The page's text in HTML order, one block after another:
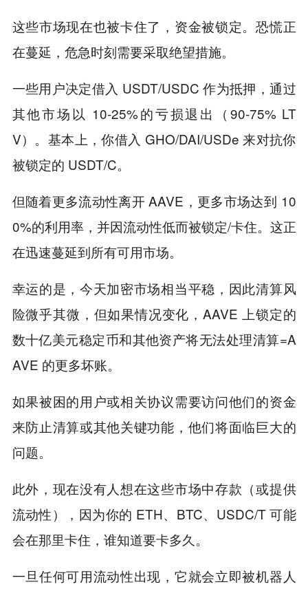
这些市场现在也被卡住了，资金被锁定。恐慌正
在蔓延，危急时刻需要采取绝望措施。
一些用户决定借入 USDT/USDC 作为抵押，通过
其他市场以 10-25%的亏损退出（90-75% LT
V）。基本上，你借入 GHO/DAI/USDe 来对抗你
被锁定的 USDT/C。
但随着更多流动性离开 AAVE，更多市场达到 10
0%的利用率，并因流动性低而被锁定/卡住。这正
在迅速蔓延到所有可用市场。
幸运的是，今天加密市场相当平稳，因此清算风
险微乎其微，但如果情况变化，AAVE 上锁定的
数十亿美元稳定币和其他资产将无法处理清算=A
AVE 的更多坏账。
如果被困的用户或相关协议需要访问他们的资金
来防止清算或其他关键功能，他们将面临巨大的
问题。
此外，现在没有人想在这些市场中存款（或提供
流动性），因为你的 ETH、BTC、USDC/T 可能
会在那里卡住，谁知道要卡多久。
一旦任何可用流动性出现，它就会立即被机器人